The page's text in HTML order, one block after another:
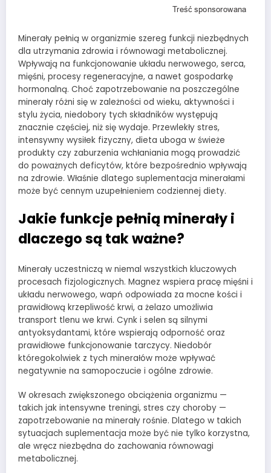
Minerały pełnią w organizmie szereg funkcji niezbędnych
dla utrzymania zdrowia i równowagi metabolicznej.
Wpływają na funkcjonowanie układu nerwowego, serca,
mięśni, procesy regeneracyjne, a nawet gospodarkę
hormonalną. Choć zapotrzebowanie na poszczególne
minerały różni się w zależności od wieku, aktywności i
stylu życia, niedobory tych składników występują
znacznie częściej, niż się wydaje. Przewlekły stres,
intensywny wysiłek fizyczny, dieta uboga w świeże
produkty czy zaburzenia wchłaniania mogą prowadzić
do poważnych deficytów, które bezpośrednio wpływają
na zdrowie. Właśnie dlatego suplementacja minerałami
może być cennym uzupełnieniem codziennej diety.
Jakie funkcje pełnią minerały i
dlaczego są tak ważne?
Minerały uczestniczą w niemal wszystkich kluczowych
procesach fizjologicznych. Magnez wspiera pracę mięśni i
układu nerwowego, wapń odpowiada za mocne kości i
prawidłową krzepliwość krwi, a żelazo umożliwia
transport tlenu we krwi. Cynk i selen są silnymi
antyoksydantami, które wspierają odporność oraz
prawidłowe funkcjonowanie tarczycy. Niedobór
któregokolwiek z tych minerałów może wpływać
negatywnie na samopoczucie i ogólne zdrowie.
W okresach zwiększonego obciążenia organizmu —
takich jak intensywne treningi, stres czy choroby —
zapotrzebowanie na minerały rośnie. Dlatego w takich
sytuacjach suplementacja może być nie tylko korzystna,
ale wręcz niezbędna do zachowania równowagi
metabolicznej.